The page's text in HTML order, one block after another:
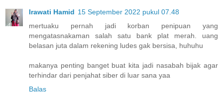
Irawati Hamid 15 September 2022 pukul 07.48
mertuaku pernah jadi korban penipuan yang
mengatasnakaman salah satu bank plat merah. uang
belasan juta dalam rekening ludes gak bersisa, huhuhu
makanya penting banget buat kita jadi nasabah bijak agar
terhindar dari penjahat siber di luar sana yaa
Balas